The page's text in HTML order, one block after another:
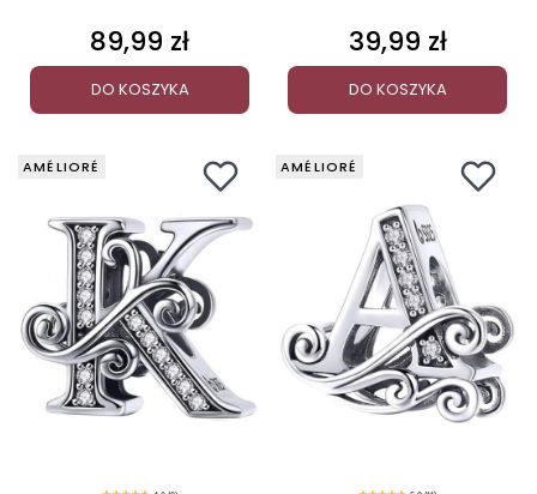
Cena
89,99 zł
DO KOSZYKA
Cena
39,99 zł
DO KOSZYKA
AMÉLIORÉ AMÉLIORÉ